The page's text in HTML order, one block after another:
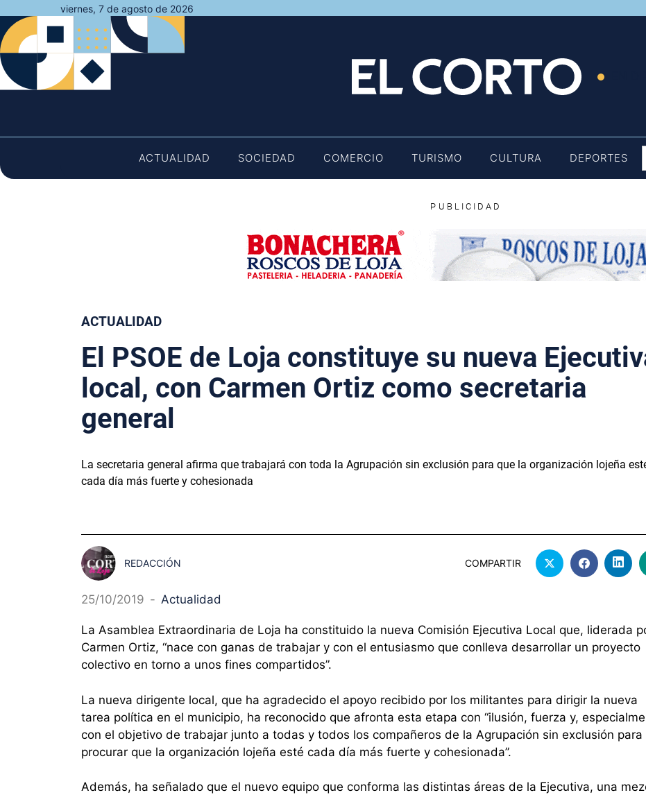
al
contenido
viernes, 7 de agosto de 2026
ACTUALIDAD SOCIEDAD COMERCIO TURISMO CULTURA DEPORTES
PUBLICIDAD
ACTUALIDAD
El PSOE de Loja constituye su nueva
local, con Carmen Ortiz como secretaria
general
La secretaria general afirma que trabajará con toda la Agrupación sin exclusión para que la organización lojeña
cada día más fuerte y cohesionada
REDACCIÓN COMPARTIR
25/10/2019 - Actualidad
La Asamblea Extraordinaria de Loja ha constituido la nueva Comisión Ejecutiva Local que, liderada
Carmen Ortiz, “nace con ganas de trabajar y con el entusiasmo que conlleva desarrollar un proyecto
colectivo en torno a unos fines compartidos”.
La nueva dirigente local, que ha agradecido el apoyo recibido por los militantes para dirigir la nueva
tarea política en el municipio, ha reconocido que afronta esta etapa con “ilusión, fuerza y,
con el objetivo de trabajar junto a todas y todos los compañeros de la Agrupación sin exclusión para
procurar que la organización lojeña esté cada día más fuerte y cohesionada”.
Además, ha señalado que el nuevo equipo que conforma las distintas áreas de la Ejecutiva, una